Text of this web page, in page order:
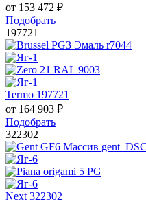
от 153 472 ₽
Подобрать
197721
Termo 197721
от 164 903 ₽
Подобрать
322302
Next 322302